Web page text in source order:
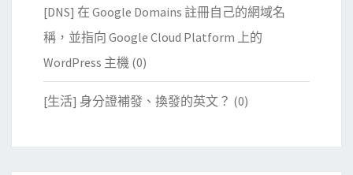
[DNS] 在 Google Domains 註冊自己的網域名
稱，並指向 Google Cloud Platform 上的
WordPress 主機 (0)
[生活] 身分證補發、換發的英文？ (0)